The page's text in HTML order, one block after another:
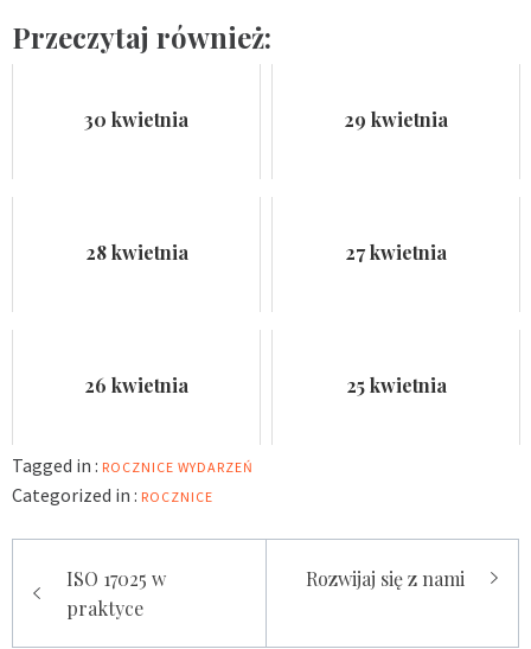
Przeczytaj również:
30 kwietnia 29 kwietnia
28 kwietnia 27 kwietnia
26 kwietnia 25 kwietnia
Tagged in : ROCZNICE WYDARZEŃ
Categorized in : ROCZNICE
wpisu
ISO 17025 w
praktyce
Rozwijaj się z nami